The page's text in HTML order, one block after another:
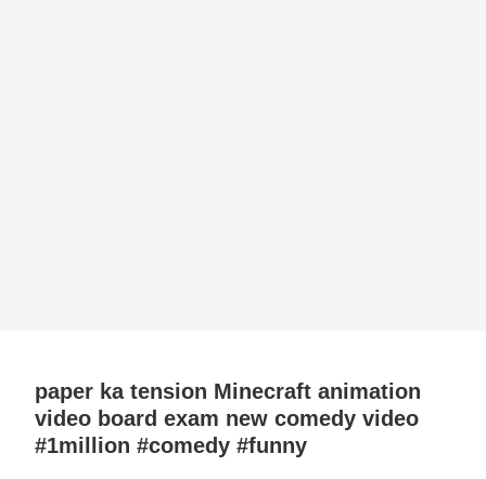
paper ka tension Minecraft animation
video board exam new comedy video
#1million #comedy #funny